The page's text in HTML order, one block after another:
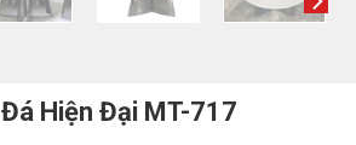
Hiện Đại MT-717